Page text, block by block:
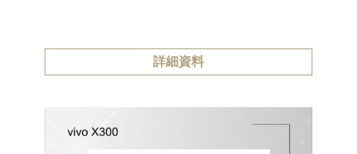
詳細資料